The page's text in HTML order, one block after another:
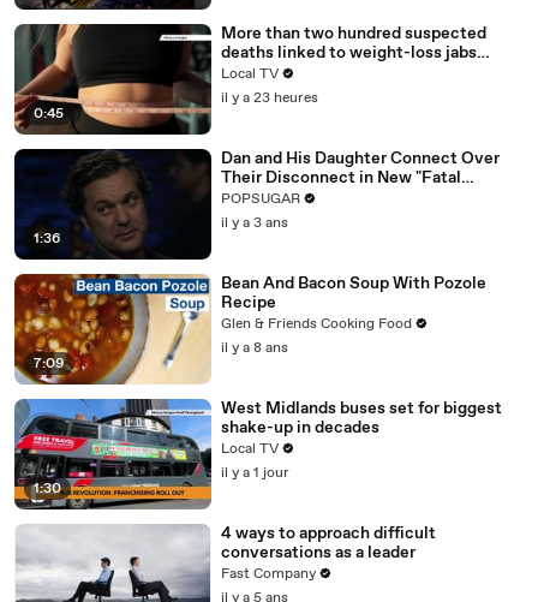
0:45
More than two hundred suspected
deaths linked to weight-loss jabs
reported to regulator
Local TV
il y a 23 heures
1:36
Dan and His Daughter Connect Over
Their Disconnect in New "Fatal
Attraction" Exclusive Clip
POPSUGAR
il y a 3 ans
7:09
Bean And Bacon Soup With Pozole
Recipe
Glen & Friends Cooking Food
il y a 8 ans
1:30
West Midlands buses set for biggest
shake-up in decades
Local TV
il y a 1 jour
4 ways to approach difficult
conversations as a leader
Fast Company